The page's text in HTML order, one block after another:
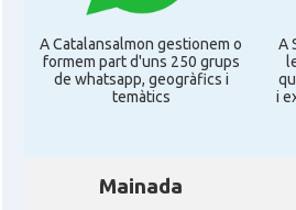
CAMON Catalans
CAMON Catalans a
A Catalansalmon gestionem o
formem part d'uns 250 grups
de whatsapp, geogràfics i
temàtics
A
i
Mainada